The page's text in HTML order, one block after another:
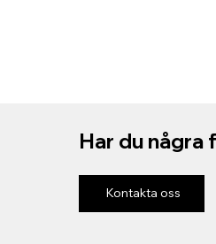
Har du några
Kontakta oss